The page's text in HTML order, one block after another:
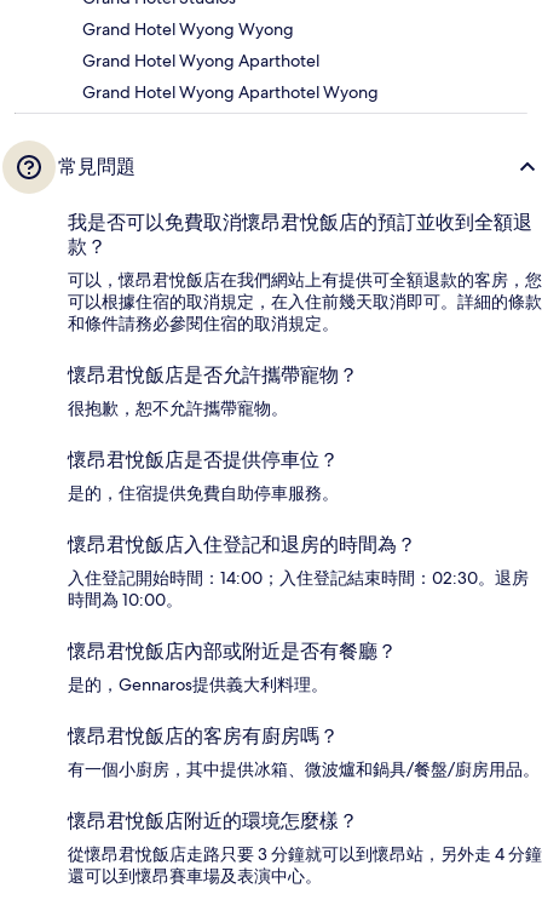
Grand Hotel Wyong Wyong
Grand Hotel Wyong Aparthotel
Grand Hotel Wyong Aparthotel Wyong
常見問題
我是否可以免費取消懷昂君悅飯店的預訂並收到全額退
款？
可以，懷昂君悅飯店在我們網站上有提供可全額退款的客房，您
可以根據住宿的取消規定，在入住前幾天取消即可。詳細的條款
和條件請務必參閱住宿的取消規定。
懷昂君悅飯店是否允許攜帶寵物？
很抱歉，恕不允許攜帶寵物。
懷昂君悅飯店是否提供停車位？
是的，住宿提供免費自助停車服務。
懷昂君悅飯店入住登記和退房的時間為？
入住登記開始時間：14:00；入住登記結束時間：02:30。退房
時間為 10:00。
懷昂君悅飯店內部或附近是否有餐廳？
是的，Gennaros提供義大利料理。
懷昂君悅飯店的客房有廚房嗎？
有一個小廚房，其中提供冰箱、微波爐和鍋具/餐盤/廚房用品。
懷昂君悅飯店附近的環境怎麼樣？
從懷昂君悅飯店走路只要 3 分鐘就可以到懷昂站，另外走 4 分鐘
還可以到懷昂賽車場及表演中心。